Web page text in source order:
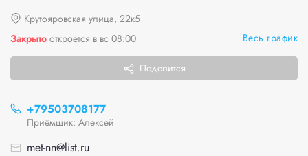
Крутояровская улица, 22к5
Закрыто откроется в вс 08:00 Весь график
Поделится
+79503708177
Приёмщик: Алексей
met-nn@list.ru